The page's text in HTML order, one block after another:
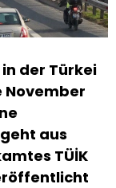
der Türkei
November
aus
TÜİK